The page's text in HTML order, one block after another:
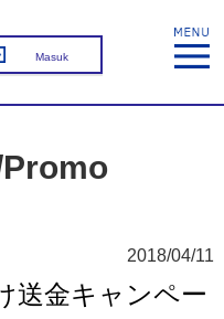
Masuk
2018/04/11
送金キャンペー